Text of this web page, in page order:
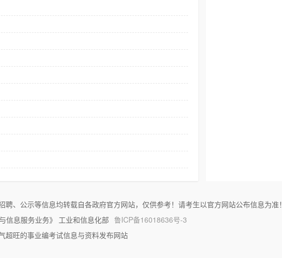
、公示等信息均转载自各政府官方网站，仅供参考！请考生以官方网站公布信息为准！
信息服务业务》 工业和信息化部 鲁ICP备16018636号-3
超旺的事业编考试信息与资料发布网站